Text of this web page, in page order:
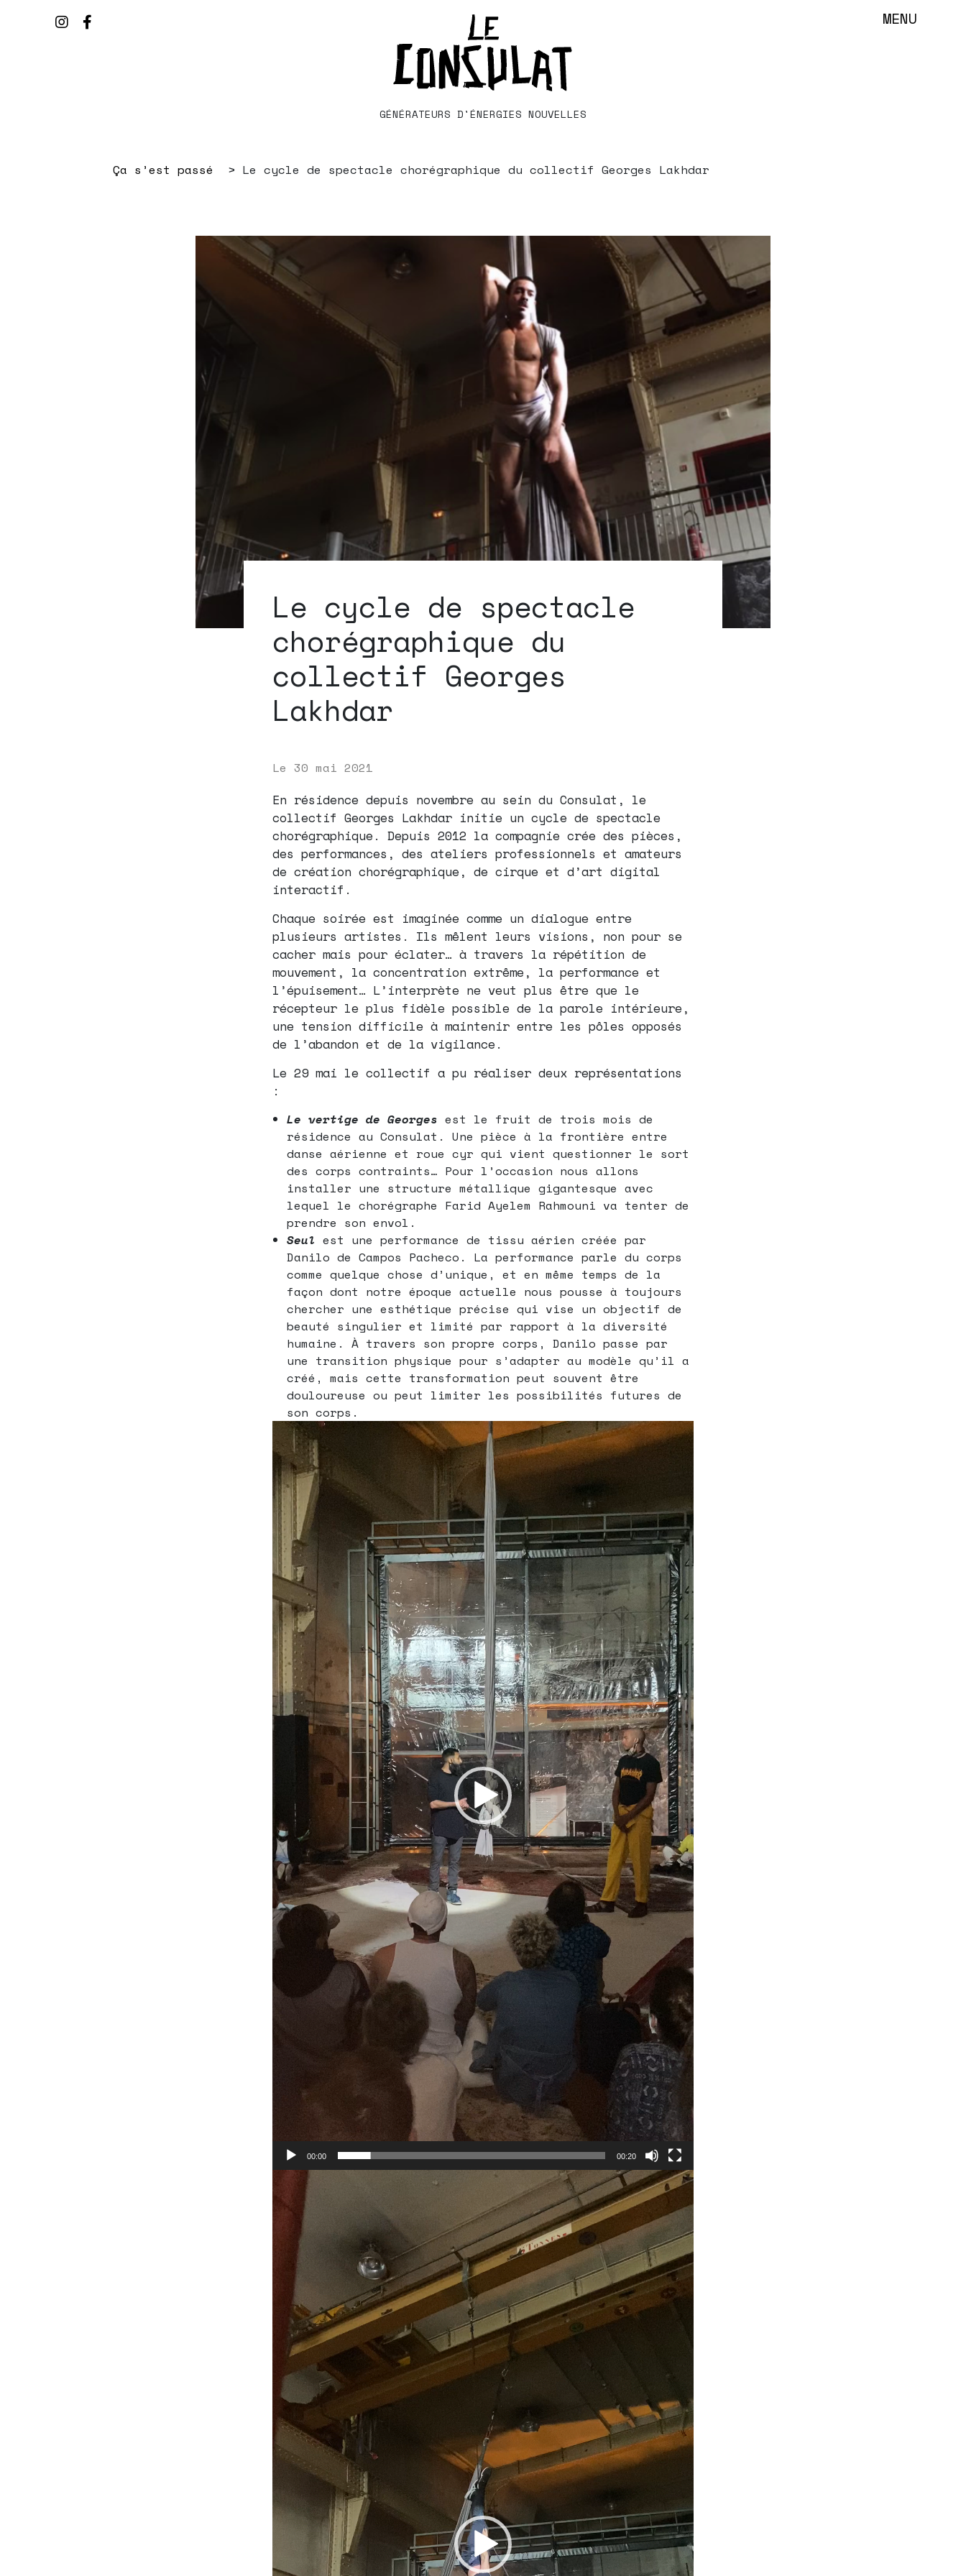
MENU
GÉNÉRATEURS D'ÉNERGIES NOUVELLES
Ça s’est passé Le cycle de spectacle chorégraphique du collectif Georges Lakhdar
Le cycle de spectacle
chorégraphique du
collectif Georges
Lakhdar
Le 30 mai 2021
En résidence depuis novembre au sein du Consulat, le
collectif Georges Lakhdar initie un cycle de spectacle
chorégraphique. Depuis 2012 la compagnie crée des pièces,
des performances, des ateliers professionnels et amateurs
de création chorégraphique, de cirque et d’art digital
interactif.
Chaque soirée est imaginée comme un dialogue entre
plusieurs artistes. Ils mêlent leurs visions, non pour se
cacher mais pour éclater… à travers la répétition de
mouvement, la concentration extrême, la performance et
l’épuisement… L’interprète ne veut plus être que le
récepteur le plus fidèle possible de la parole intérieure,
une tension difficile à maintenir entre les pôles opposés
de l’abandon et de la vigilance.
Le 29 mai le collectif a pu réaliser deux représentations
:
Le vertige de Georges est le fruit de trois mois de
résidence au Consulat. Une pièce à la frontière entre
danse aérienne et roue cyr qui vient questionner le sort
des corps contraints… Pour l’occasion nous allons
installer une structure métallique gigantesque avec
lequel le chorégraphe Farid Ayelem Rahmouni va tenter de
prendre son envol.
Seul est une performance de tissu aérien créée par
Danilo de Campos Pacheco. La performance parle du corps
comme quelque chose d’unique, et en même temps de la
façon dont notre époque actuelle nous pousse à toujours
chercher une esthétique précise qui vise un objectif de
beauté singulier et limité par rapport à la diversité
humaine. À travers son propre corps, Danilo passe par
une transition physique pour s’adapter au modèle qu’il a
créé, mais cette transformation peut souvent être
douloureuse ou peut limiter les possibilités futures de
son corps.
Lecteur
vidéo
00:00 00:20
Lecteur
vidéo